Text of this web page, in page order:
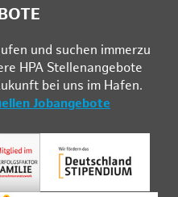
und su­chen im­mer­zu
HPA Stel­len­an­ge­bo­te
bei uns im Ha­fen.
Jobangebote